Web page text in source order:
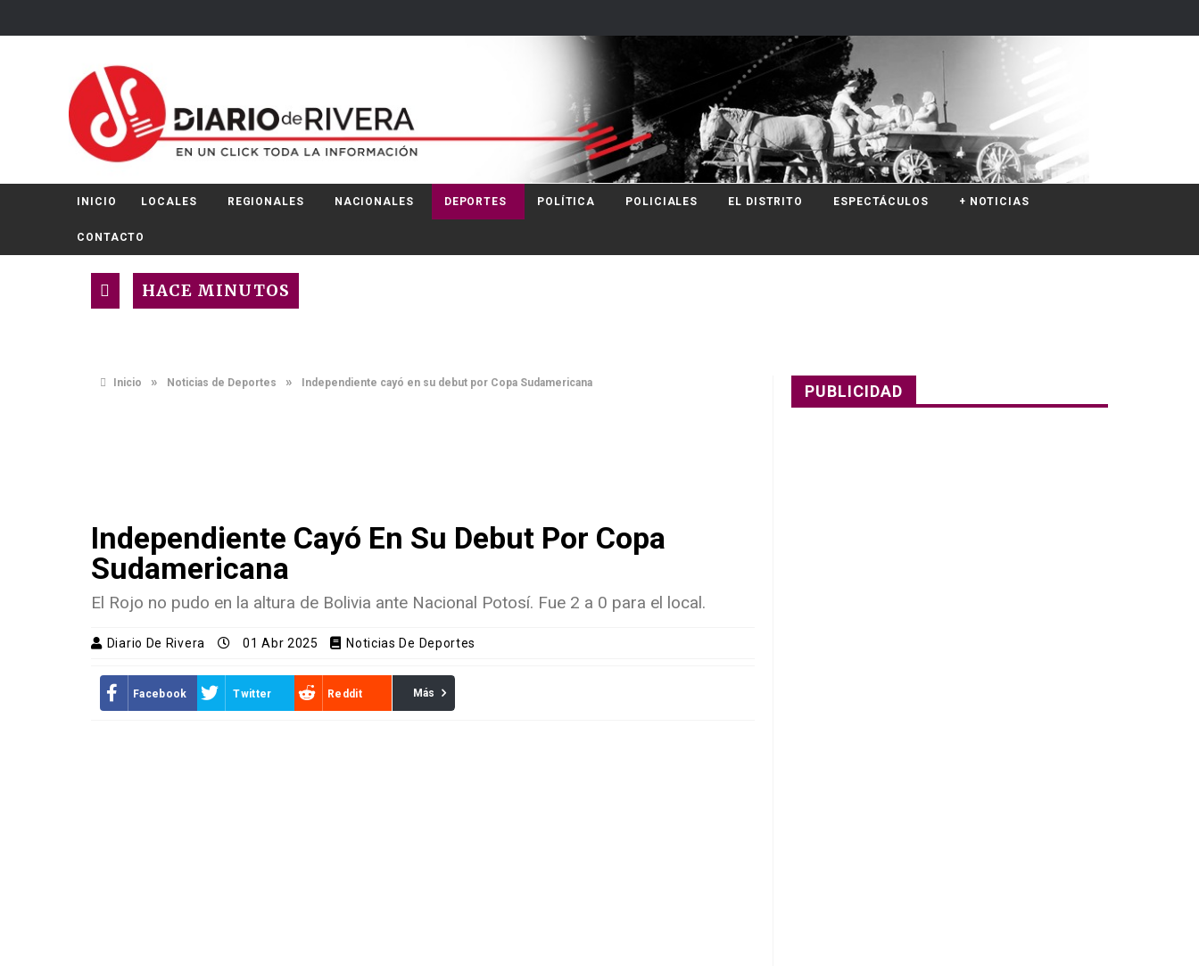
INICIO LOCALES REGIONALES NACIONALES DEPORTES POLÍTICA POLICIALES EL DISTRITO ESPECTÁCULOS + NOTICIAS
CONTACTO
HACE MINUTOS
Inicio » Noticias de Deportes » Independiente cayó en su debut por Copa Sudamericana
Independiente Cayó En Su Debut Por Copa
Sudamericana
El Rojo no pudo en la altura de Bolivia ante Nacional Potosí. Fue 2 a 0 para el local.
Diario De Rivera 01 Abr 2025 Noticias De Deportes
Facebook Twitter Reddit Más
PUBLICIDAD